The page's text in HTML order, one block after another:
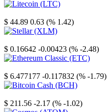
$ 44.89 0.63 (% 1.42)
$ 0.16642 -0.00423 (% -2.48)
$ 6.477177 -0.117832 (% -1.79)
$ 211.56 -2.17 (% -1.02)